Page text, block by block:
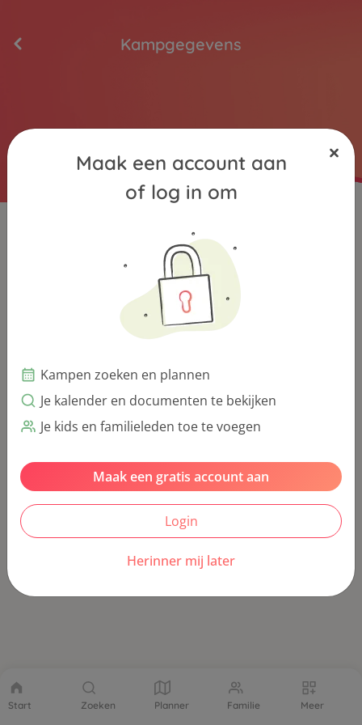
Maak een account aan
of log in om
Kampen zoeken en plannen
Je kalender en documenten te bekijken
Je kids en familieleden toe te voegen
Maak een gratis account aan
Login
Herinner mij later
Kampgegevens
Start Zoeken Planner Familie Meer